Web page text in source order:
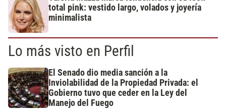
total pink: vestido largo, volados y joyería
minimalista
Lo más visto en Perfil
El Senado dio media sanción a la
Inviolabilidad de la Propiedad Privada: el
Gobierno tuvo que ceder en la Ley del
Manejo del Fuego